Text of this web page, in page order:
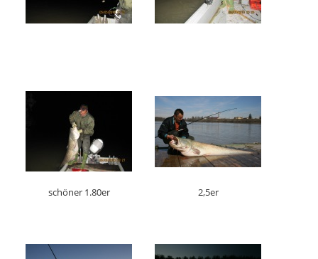
schöner 1.80er 2,5er